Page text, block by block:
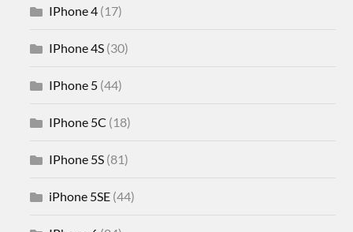
IPhone 4 (17)
IPhone 4S (30)
IPhone 5 (44)
IPhone 5C (18)
IPhone 5S (81)
iPhone 5SE (44)